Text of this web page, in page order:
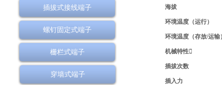
海拔
环境温度（运行）
环境温度（存放/运输
机械特性
插拔次数
插入力
插拔式接线端子
螺钉固定式端子
栅栏式端子
穿墙式端子